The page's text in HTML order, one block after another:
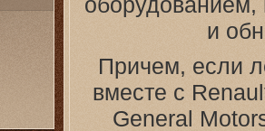
и
Причем, если
вместе с
General